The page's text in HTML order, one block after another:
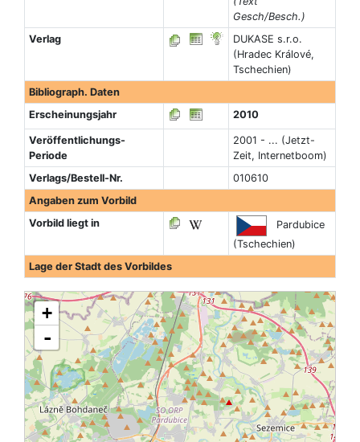
Gesch/Besch.)
Verlag
DUKASE s.r.o.
(Hradec Králové,
Tschechien)
Bibliograph. Daten
Erscheinungsjahr
2010
Veröffentlichungs-
Periode
2001 - ... (Jetzt-
Zeit, Internetboom)
Verlags/Bestell-Nr.
010610
Angaben zum Vorbild
Vorbild liegt in
Pardubice
(Tschechien)
Lage der Stadt des Vorbildes
+
-